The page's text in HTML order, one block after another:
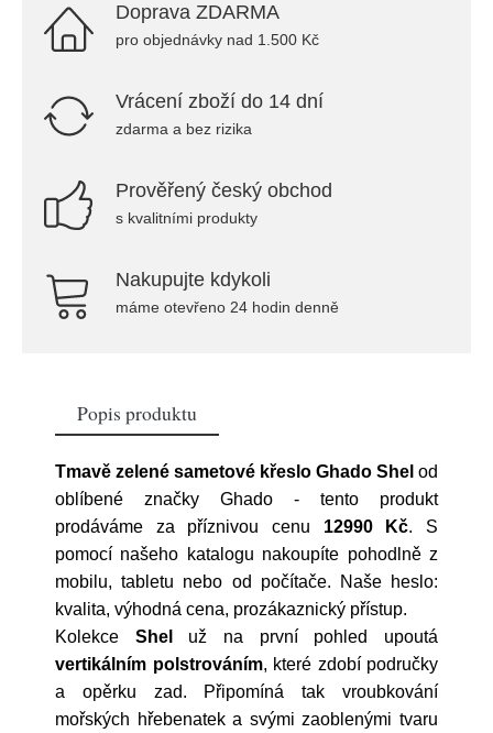
Doprava ZDARMA
pro objednávky nad 1.500 Kč
Vrácení zboží do 14 dní
zdarma a bez rizika
Prověřený český obchod
s kvalitními produkty
Nakupujte kdykoli
máme otevřeno 24 hodin denně
Popis produktu
Tmavě zelené sametové křeslo Ghado Shel od
oblíbené značky Ghado - tento produkt
prodáváme za příznivou cenu 12990 Kč. S
pomocí našeho katalogu nakoupíte pohodlně z
mobilu, tabletu nebo od počítače. Naše heslo:
kvalita, výhodná cena, prozákaznický přístup.
Kolekce Shel
už na první pohled upoutá
vertikálním polstrováním, které zdobí područky
a opěrku zad. Připomíná tak vroubkování
mořských hřebenatek a svými zaoblenými tvaru